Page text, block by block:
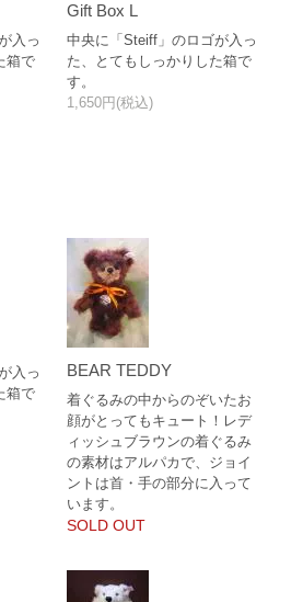
入っ
箱で
Gift Box L
中央に「Steiff」のロゴが入っ
た、とてもしっかりした箱で
す。
1,650円(税込)
入っ
箱で
BEAR TEDDY
着ぐるみの中からのぞいたお
顔がとってもキュート！レデ
ィッシュブラウンの着ぐるみ
の素材はアルパカで、ジョイ
ントは首・手の部分に入って
います。
SOLD OUT